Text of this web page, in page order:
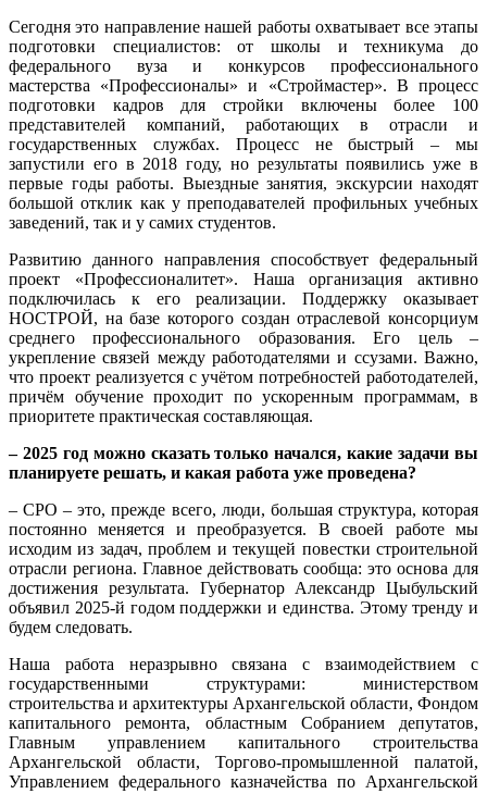
Сегодня это направление нашей работы охватывает все этапы
подготовки специалистов: от школы и техникума до
федерального вуза и конкурсов профессионального
мастерства «Профессионалы» и «Строймастер». В процесс
подготовки кадров для стройки включены более 100
представителей компаний, работающих в отрасли и
государственных службах. Процесс не быстрый – мы
запустили его в 2018 году, но результаты появились уже в
первые годы работы. Выездные занятия, экскурсии находят
большой отклик как у преподавателей профильных учебных
заведений, так и у самих студентов.
Развитию данного направления способствует федеральный
проект «Профессионалитет». Наша организация активно
подключилась к его реализации. Поддержку оказывает
НОСТРОЙ, на базе которого создан отраслевой консорциум
среднего профессионального образования. Его цель –
укрепление связей между работодателями и ссузами. Важно,
что проект реализуется с учётом потребностей работодателей,
причём обучение проходит по ускоренным программам, в
приоритете практическая составляющая.
– 2025 год можно сказать только начался, какие задачи вы
планируете решать, и какая работа уже проведена?
– СРО – это, прежде всего, люди, большая структура, которая
постоянно меняется и преобразуется. В своей работе мы
исходим из задач, проблем и текущей повестки строительной
отрасли региона. Главное действовать сообща: это основа для
достижения результата. Губернатор Александр Цыбульский
объявил 2025‑й годом поддержки и единства. Этому тренду и
будем следовать.
Наша работа неразрывно связана с взаимодействием с
государственными структурами: министерством
строительства и архитектуры Архангельской области, Фондом
капитального ремонта, областным Собранием депутатов,
Главным управлением капитального строительства
Архангельской области, Торгово-промышленной палатой,
Управлением федерального казначейства по Архангельской